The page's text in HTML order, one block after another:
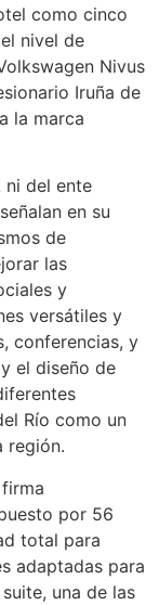
como cinco
nivel de
Nivus
Iruña de
la marca
ni del ente
en su
de
las
y
versátiles y
conferencias, y
el diseño de
Río como un
región.
por 56
total para
adaptadas para
una de las